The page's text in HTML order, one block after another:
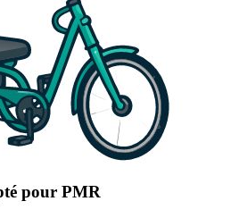
pour PMR